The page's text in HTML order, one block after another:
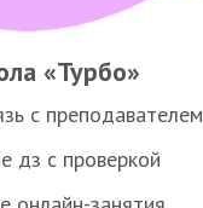
«Турбо»
с преподавателем
дз с проверкой